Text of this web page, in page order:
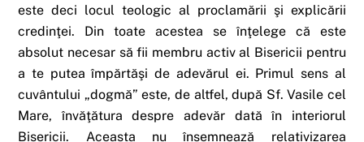
este deci locul teologic al proclamării şi explicării
credinţei. Din toate acestea se înţelege că este
absolut necesar să fii membru activ al Bisericii pentru
a te putea împărtăşi de adevărul ei. Primul sens al
cuvântului „dogmă” este, de altfel, după Sf. Vasile cel
Mare, învăţătura despre adevăr dată în interiorul
Bisericii. Aceasta nu însemnează relativizarea